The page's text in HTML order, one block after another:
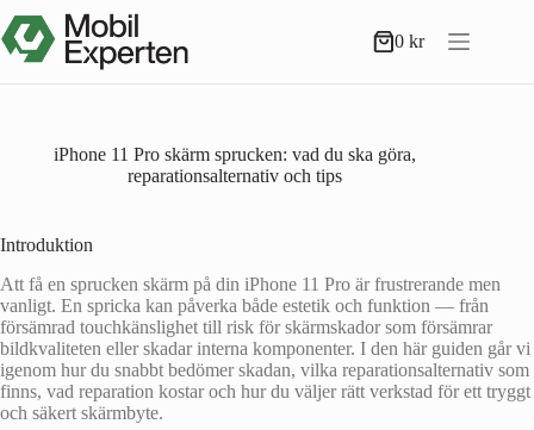
till
innehåll
Varukorg
0kr
iPhone 11 Pro skärm sprucken: vad du ska göra,
reparationsalternativ och tips
Introduktion
Att få en sprucken skärm på din iPhone 11 Pro är frustrerande men
vanligt. En spricka kan påverka både estetik och funktion — från
försämrad touchkänslighet till risk för skärmskador som försämrar
bildkvaliteten eller skadar interna komponenter. I den här guiden går vi
igenom hur du snabbt bedömer skadan, vilka reparationsalternativ som
finns, vad reparation kostar och hur du väljer rätt verkstad för ett tryggt
och säkert skärmbyte.